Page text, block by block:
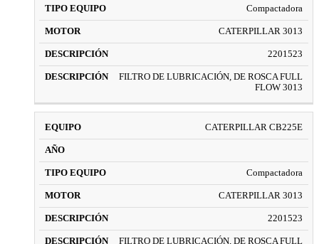
Compactadora
CATERPILLAR 3013
2201523
FILTRO DE LUBRICACIÓN, DE ROSCA FULL
FLOW 3013
CATERPILLAR CB225E
Compactadora
CATERPILLAR 3013
2201523
FILTRO DE LUBRICACIÓN, DE ROSCA FULL